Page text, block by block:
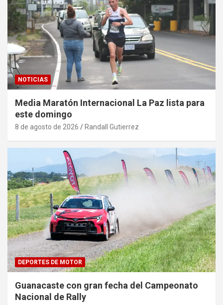
NOTICIAS
Media Maratón Internacional La Paz lista para
este domingo
8 de agosto de 2026 Randall Gutierrez
DEPORTES DE MOTOR
Guanacaste con gran fecha del Campeonato
Nacional de Rally